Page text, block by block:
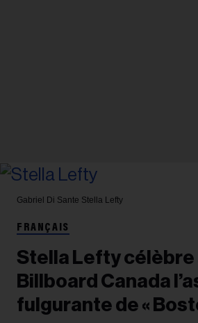
Gabriel Di Sante Stella Lefty
FRANÇAIS
Stella Lefty célèbre
Billboard Canada
fulgurante de «